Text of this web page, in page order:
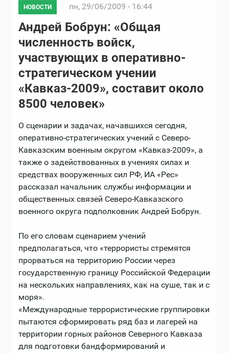
НОВОСТИ пн, 29/06/2009 - 16:44
Андрей Бобрун: «Общая
численность войск,
участвующих в оперативно-
стратегическом учении
«Кавказ-2009», составит около
8500 человек»
О сценарии и задачах, начавшихся сегодня,
оперативно-стратегических учений с Северо-
Кавказским военным округом «Кавказ-2009», а
также о задействованных в учениях силах и
средствах вооруженных сил РФ, ИА «Рес»
рассказал начальник службы информации и
общественных связей Северо-Кавказского
военного округа подполковник Андрей Бобрун.
По его словам сценарием учений
предполагаться, что «террористы стремятся
прорваться на территорию России через
государственную границу Российской Федерации
на нескольких направлениях, как на суше, так и с
моря».
«Международные террористические группировки
пытаются сформировать ряд баз и лагерей на
территории горных районов Северного Кавказа
для подготовки бандформирований и